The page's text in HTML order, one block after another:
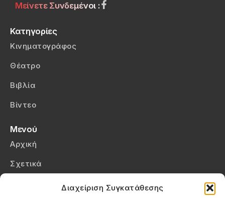
Διαχείριση Συγκατάθεσης
Μείνετε Συνδεμένοι :
Κατηγορίες
Κινηματογράφος
Θέατρο
Βιβλία
Βίντεο
Μενού
Αρχική
Σχετικά